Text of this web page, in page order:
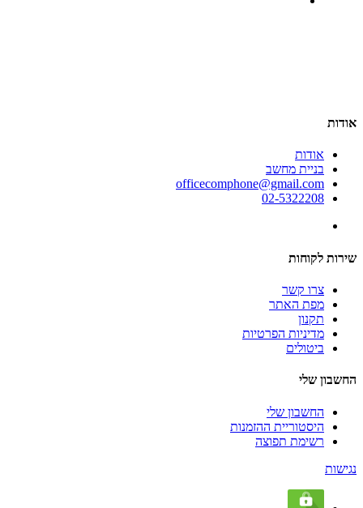
אודות
אודות
בניית מחשב
officecomphone@gmail.com
02-5322208
שירות לקוחות
צרו קשר
מפת האתר
תקנון
מדיניות הפרטיות
ביטולים
החשבון שלי
החשבון שלי
היסטוריית ההזמנות
רשימת תפוצה
נגישות